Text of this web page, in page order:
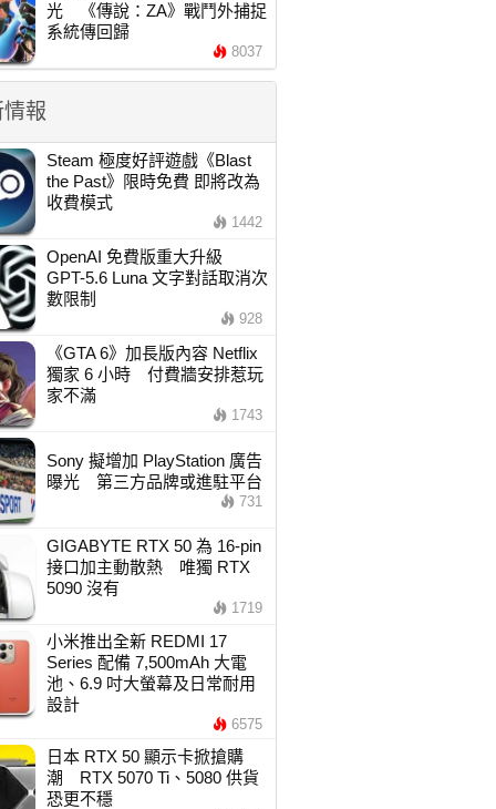
光 《傳說：ZA》戰鬥外捕捉
系統傳回歸
8037
報
Steam 極度好評遊戲《Blast
the Past》限時免費 即將改為
收費模式
1442
OpenAI 免費版重大升級
GPT-5.6 Luna 文字對話取消次
數限制
928
《GTA 6》加長版內容 Netflix
獨家 6 小時 付費牆安排惹玩
家不滿
1743
Sony 擬增加 PlayStation 廣告
曝光 第三方品牌或進駐平台
731
GIGABYTE RTX 50 為 16-pin
接口加主動散熱 唯獨 RTX
5090 沒有
1719
小米推出全新 REDMI 17
Series 配備 7,500mAh 大電
池、6.9 吋大螢幕及日常耐用
設計
6575
日本 RTX 50 顯示卡掀搶購
潮 RTX 5070 Ti、5080 供貨
恐更不穩